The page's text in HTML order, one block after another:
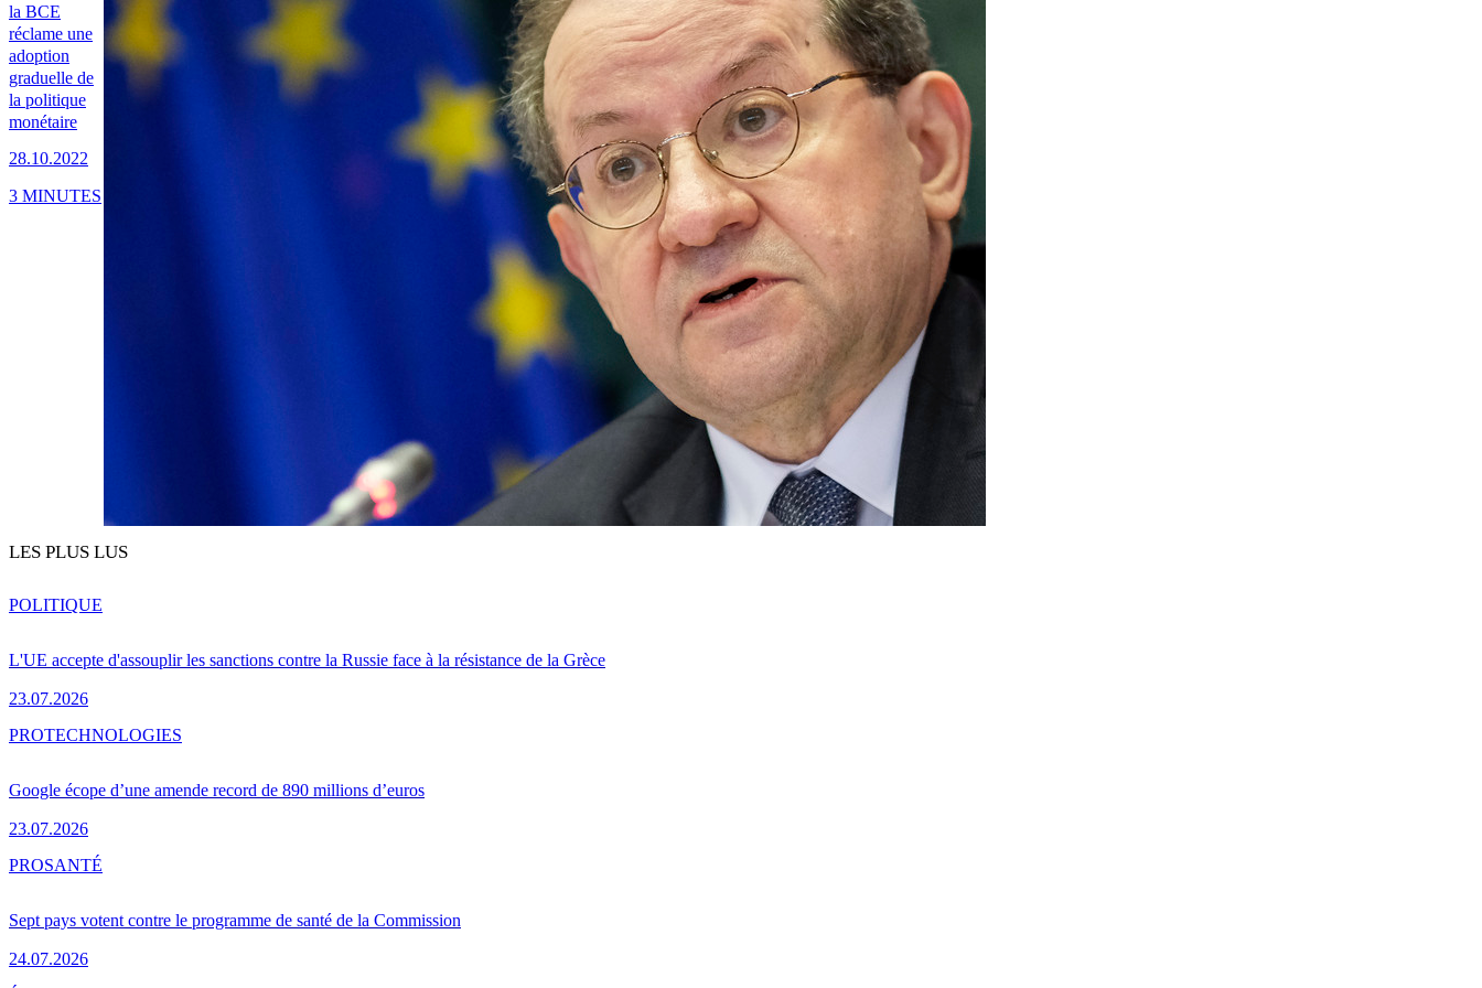
la BCE
réclame une
adoption
graduelle de
la politique
monétaire
28.10.2022
3 MINUTES
LES PLUS LUS
L'UE accepte d'assouplir les sanctions contre la Russie face à la résistance de la Grèce
23.07.2026
POLITIQUE
Google écope d’une amende record de 890 millions d’euros
23.07.2026
PROTECHNOLOGIES
Sept pays votent contre le programme de santé de la Commission
24.07.2026
PROSANTÉ